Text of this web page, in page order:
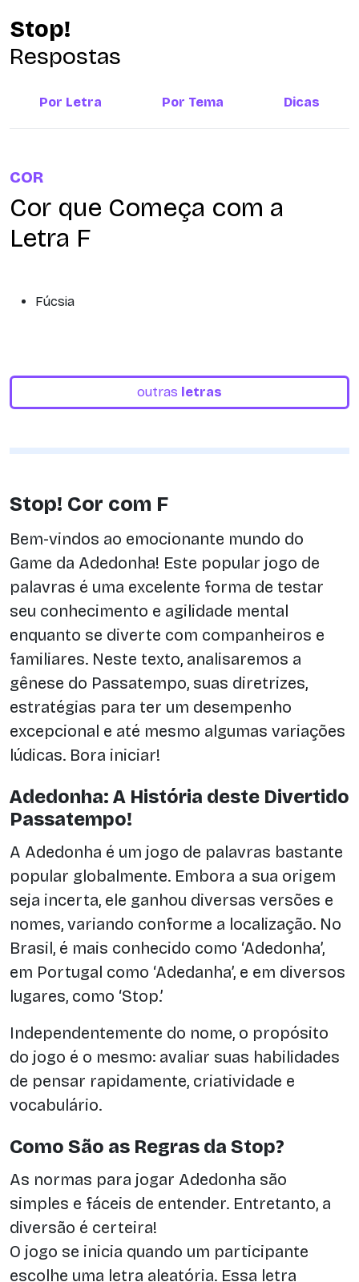
Stop!
Respostas
Por Letra Por Tema Dicas
COR
Cor que Começa com a
Letra F
Fúcsia
outras letras
Stop! Cor com F
Bem-vindos ao emocionante mundo do
Game da Adedonha! Este popular jogo de
palavras é uma excelente forma de testar
seu conhecimento e agilidade mental
enquanto se diverte com companheiros e
familiares. Neste texto, analisaremos a
gênese do Passatempo, suas diretrizes,
estratégias para ter um desempenho
excepcional e até mesmo algumas variações
lúdicas. Bora iniciar!
Adedonha: A História deste Divertido
Passatempo!
A Adedonha é um jogo de palavras bastante
popular globalmente. Embora a sua origem
seja incerta, ele ganhou diversas versões e
nomes, variando conforme a localização. No
Brasil, é mais conhecido como ‘Adedonha’,
em Portugal como ‘Adedanha’, e em diversos
lugares, como ‘Stop.’
Independentemente do nome, o propósito
do jogo é o mesmo: avaliar suas habilidades
de pensar rapidamente, criatividade e
vocabulário.
Como São as Regras da Stop?
As normas para jogar Adedonha são
simples e fáceis de entender. Entretanto, a
diversão é certeira!
O jogo se inicia quando um participante
escolhe uma letra aleatória. Essa letra